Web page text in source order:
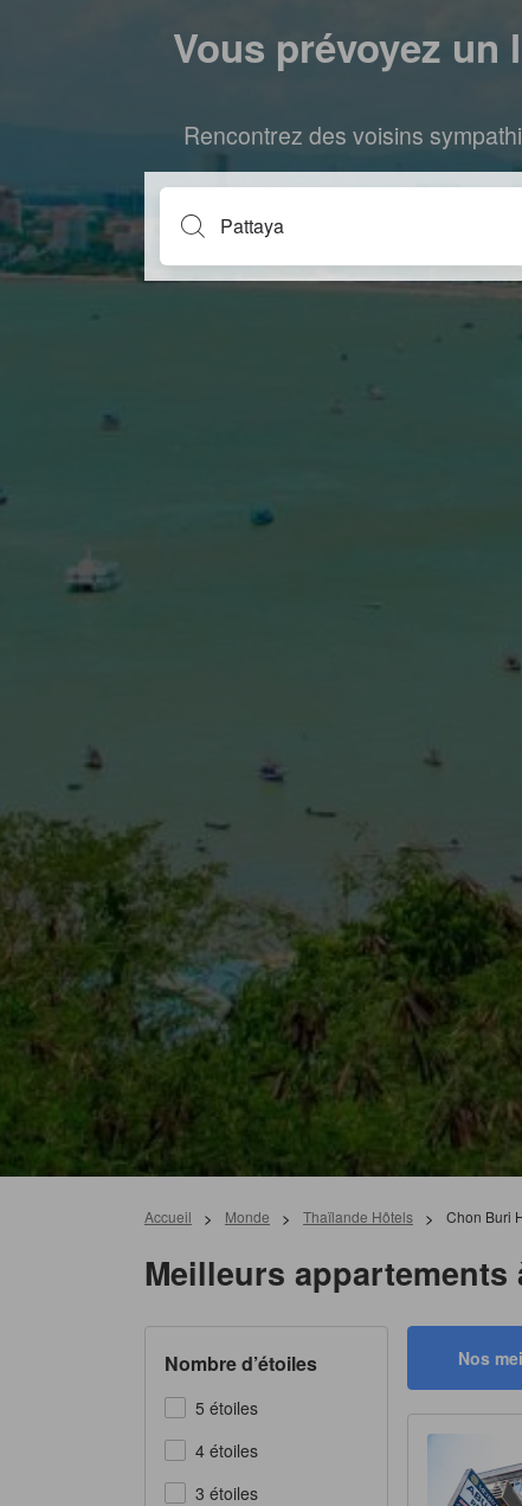
Vous prévoyez
Rencontrez des voisins
Accueil > Monde > Thaïlande Hôtels > Chon Buri
Meilleurs appartements
Nombre d’étoiles
5 étoiles
4 étoiles
3 étoiles
Nos